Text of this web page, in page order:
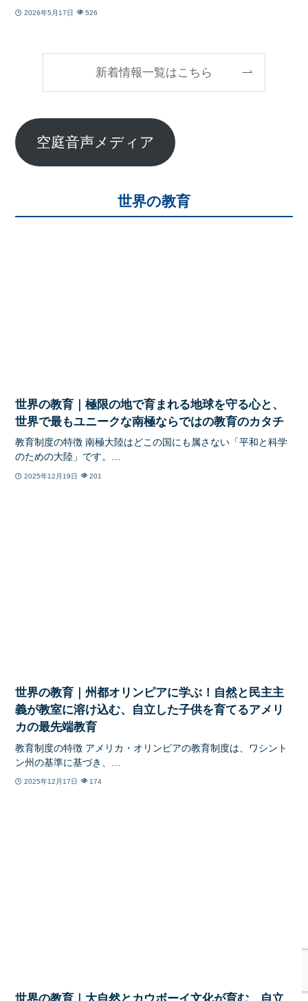
2026年5月17日 526
新着情報一覧はこちら
空庭音声メディア
世界の教育
世界の教育｜極限の地で育まれる地球を守る心と、
世界で最もユニークな南極ならではの教育のカタチ
教育制度の特徴 南極大陸はどこの国にも属さない「平和と科学
のための大陸」です。…
2025年12月19日 201
世界の教育｜州都オリンピアに学ぶ！自然と民主主
義が教室に溶け込む、自立した子供を育てるアメリ
カの最先端教育
教育制度の特徴 アメリカ・オリンピアの教育制度は、ワシント
ン州の基準に基づき、…
2025年12月17日 174
世界の教育｜大自然とカウボーイ文化が育む、自立